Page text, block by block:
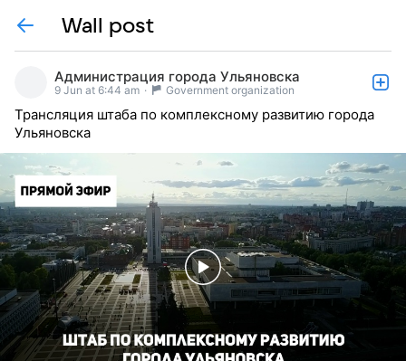
Wall post
Администрация города Ульяновска
9 Jun at 6:44 am · Government organization
Трансляция штаба по комплексному развитию города
Ульяновска